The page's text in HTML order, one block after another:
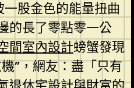
一股金色的能量扭曲
的長了零點零一公
間室內設計螃蟹發現
”，網友：盡「只有